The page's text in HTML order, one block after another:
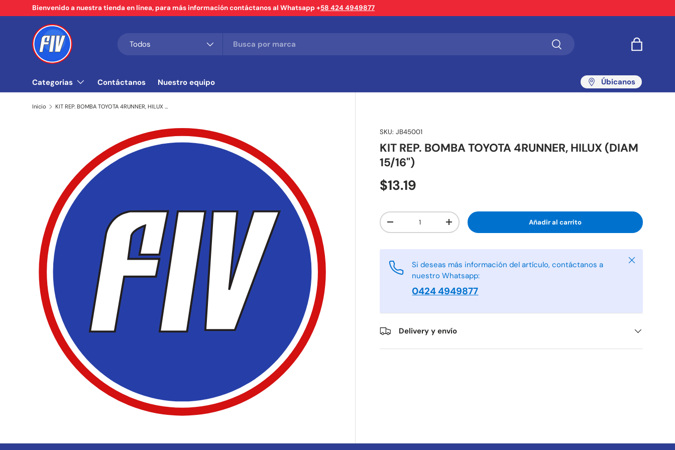
Ir al contenido
Bienvenido a nuestra tienda en línea, para más información contáctanos al Whatsapp +58 424 4949877
Todos Buscar Bolsa
Categorias Contáctanos Nuestro equipo Úbicanos
Inicio KIT REP. BOMBA TOYOTA 4RUNNER, HILUX (DIAM 15/16")
SKU: JB45001
KIT REP. BOMBA TOYOTA 4RUNNER, HILUX (DIAM
15/16")
$13.19
Cant.
-
+ Añadir al carrito
Si deseas más información del artículo, contáctanos a
nuestro Whatsapp:
0424 4949877
Cerrar
Delivery y envío